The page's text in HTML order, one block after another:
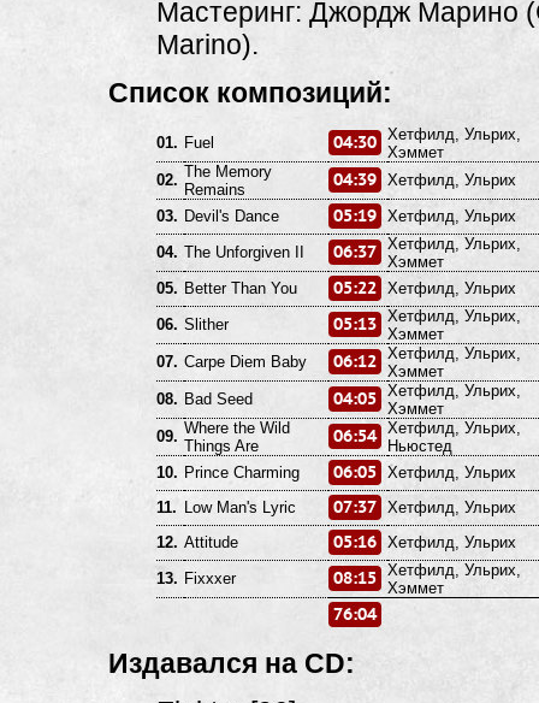
Мастеринг: Джордж Марино
Marino).
Список композиций:
01. Fuel 04:30 Хетфилд, Ульрих,
Хэммет
02. The Memory
Remains
04:39 Хетфилд, Ульрих
03. Devil's Dance 05:19 Хетфилд, Ульрих
04. The Unforgiven II 06:37 Хетфилд, Ульрих,
Хэммет
05. Better Than You 05:22 Хетфилд, Ульрих
06. Slither 05:13 Хетфилд, Ульрих,
Хэммет
07. Carpe Diem Baby 06:12 Хетфилд, Ульрих,
Хэммет
08. Bad Seed 04:05 Хетфилд, Ульрих,
Хэммет
09. Where the Wild
Things Are
06:54 Хетфилд, Ульрих,
Ньюстед
10. Prince Charming 06:05 Хетфилд, Ульрих
11. Low Man's Lyric 07:37 Хетфилд, Ульрих
12. Attitude 05:16 Хетфилд, Ульрих
13. Fixxxer 08:15 Хетфилд, Ульрих,
Хэммет
76:04
Издавался на CD: